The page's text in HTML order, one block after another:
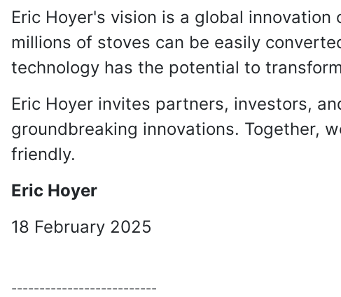
Eric Hoyer's vision is a global
millions of stoves can be easily
technology has the potential to
Eric Hoyer invites partners, investors,
groundbreaking innovations. Together,
friendly.
Eric Hoyer
18 February 2025
--------------------------